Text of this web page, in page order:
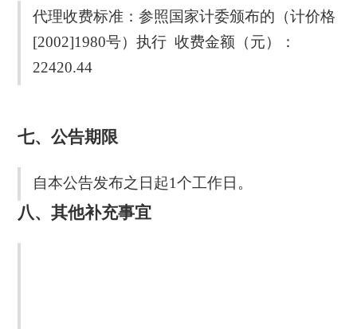
代理收费标准：参照国家计委颁布的（计价格
[2002]1980号）执行 收费金额（元）：
22420.44
七、公告期限
自本公告发布之日起1个工作日。
八、其他补充事宜